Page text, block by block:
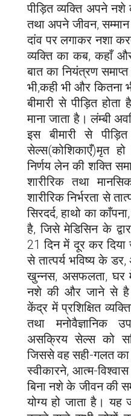
पीड़ित व्यक्ति अपने नशे
तथा अपने जीवन,
दांव पर लगाकर नशा
व्यक्ति का कब, कहाँ
बात का नियंत्रण
भी,कही भी और कितना
बीमारी से पीड़ित
माना जाता है। लंम्बी
इस बीमारी से
सेल्स(कोशिकाएँ)मृत
निर्णय लेन की शक्ति
शारीरिक तथा
शारीरिक निर्भरता से
सिरदर्द, हाथो का
है, जिसे मेडिसिन के
21 दिन में दूर कर दिया
से तात्पर्य भविष्य के
खुन्नस, असफलता, घर में
नशे की और जाने से
केंद्र में प्रशिक्षित
तथा मनोवैज्ञानिक
असक्रिय सेल्स को
जिससे वह सही-गलत का
स्वीकारने, आत्म-
बिना नशे के जीवन की
योग्य हो जाता है। यह